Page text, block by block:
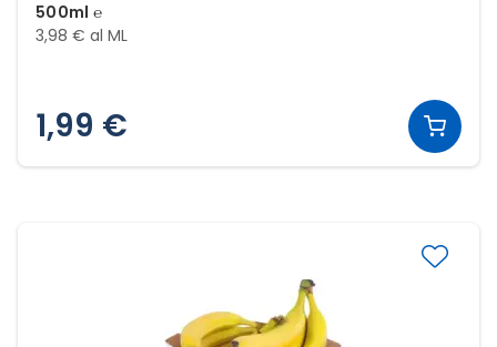
500ml ℮
3,98 € al ML
1,99 €